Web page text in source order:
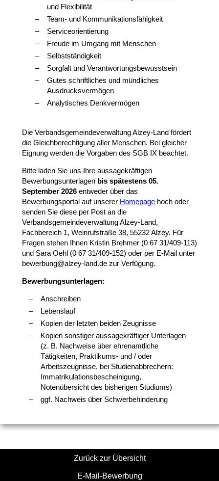
und Flexibilität
Team- und Kommunikationsfähigkeit
Serviceorientierung
Freude im Umgang mit Menschen
Selbstständigkeit
Sorgfalt und Verantwortungsbewusstsein
Gutes schriftliches und mündliches
Ausdrucksvermögen
Analytisches Denkvermögen
Die Verbandsgemeindeverwaltung Alzey-Land fördert
die Gleichberechtigung aller Menschen. Bei gleicher
Eignung werden die Vorgaben des SGB IX beachtet.
Bitte laden Sie uns Ihre aussagekräftigen
Bewerbungsunterlagen bis spätestens 05.
September 2026entweder über das
Bewerbungsportal auf unserer Homepagehoch oder
senden Sie diese per Post an die
Verbandsgemeindeverwaltung Alzey-Land,
Fachbereich 1, Weinrufstraße 38, 55232 Alzey. Für
Fragen stehen Ihnen Kristin Brehmer (0 67 31/409-113)
und Sara Oehl (0 67 31/409-152) oder per E-Mail unter
bewerbung@alzey-land.de zur Verfügung.
Bewerbungsunterlagen:
Anschreiben
Lebenslauf
Kopien der letzten beiden Zeugnisse
Kopien sonstiger aussagekräftiger Unterlagen
(z. B. Nachweise über ehrenamtliche
Tätigkeiten, Praktikums- und / oder
Arbeitszeugnisse, bei Studienabbrechern:
Immatrikulationsbescheinigung,
Notenübersicht des bisherigen Studiums)
ggf. Nachweis über Schwerbehinderung
Zurück zur Übersicht
E-Mail-Bewerbung